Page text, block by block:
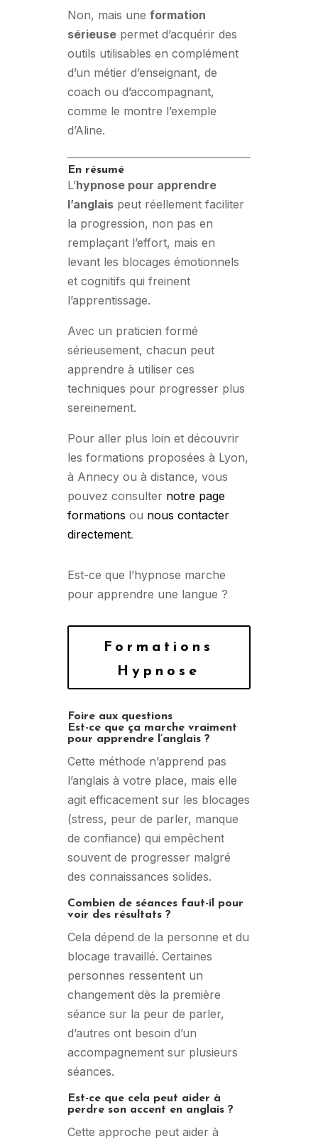
Non, mais une formation
sérieusepermet d’acquérir des
outils utilisables en complément
d’un métier d’enseignant, de
coach ou d’accompagnant,
comme le montre l’exemple
d’Aline.
En résumé
L’hypnose pour apprendre
l’anglaispeut réellement faciliter
la progression, non pas en
remplaçant l’effort, mais en
levant les blocages émotionnels
et cognitifs qui freinent
l’apprentissage.
Avec un praticien formé
sérieusement, chacun peut
apprendre à utiliser ces
techniques pour progresser plus
sereinement.
Pour aller plus loin et découvrir
les formations proposées à Lyon,
à Annecy ou à distance, vous
pouvez consulter notre page
formations ou nous contacter
directement.
Est-ce que l’hypnose marche
pour apprendre une langue ?
Formations
Hypnose
Foire aux questions
Est-ce que ça marche vraiment
pour apprendre l’anglais ?
Cette méthode n’apprend pas
l’anglais à votre place, mais elle
agit efficacement sur les blocages
(stress, peur de parler, manque
de confiance) qui empêchent
souvent de progresser malgré
des connaissances solides.
Combien de séances faut-il pour
voir des résultats ?
Cela dépend de la personne et du
blocage travaillé. Certaines
personnes ressentent un
changement dès la première
séance sur la peur de parler,
d’autres ont besoin d’un
accompagnement sur plusieurs
séances.
Est-ce que cela peut aider à
perdre son accent en anglais ?
Cette approche peut aider à